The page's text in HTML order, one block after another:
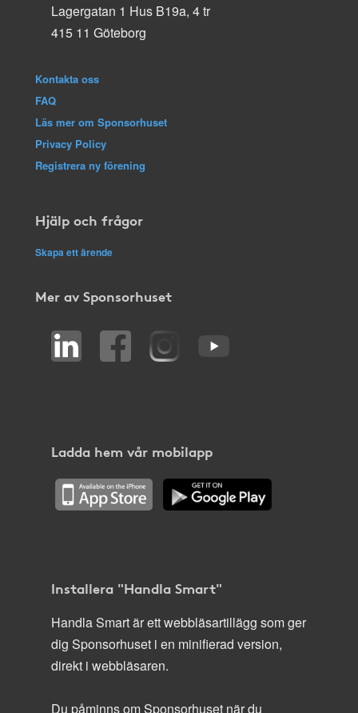
Lagergatan 1 Hus B19a, 4 tr
415 11 Göteborg
Kontakta oss
FAQ
Läs mer om Sponsorhuset
Privacy Policy
Registrera ny förening
Hjälp och frågor
Skapa ett ärende
Mer av Sponsorhuset
Ladda hem vår mobilapp
Installera "Handla Smart"
Handla Smart är ett webbläsartillägg som ger
dig Sponsorhuset i en minifierad version,
direkt i webbläsaren.
Du påminns om Sponsorhuset när du